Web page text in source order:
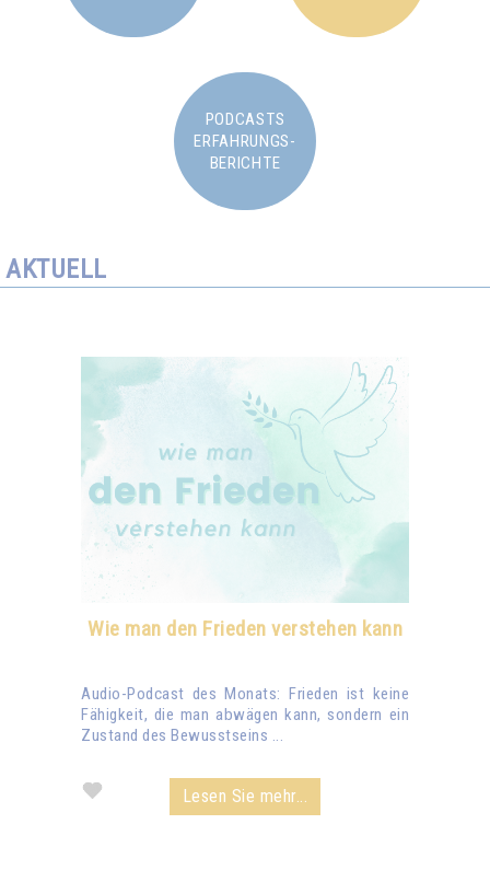
PODCASTS
ERFAHRUNGS-
BERICHTE
AKTUELL
Wie man den Frieden verstehen kann
Audio-Podcast des Monats: Frieden ist keine
Fähigkeit, die man abwägen kann, sondern ein
Zustand des Bewusstseins ...
Lesen Sie mehr...